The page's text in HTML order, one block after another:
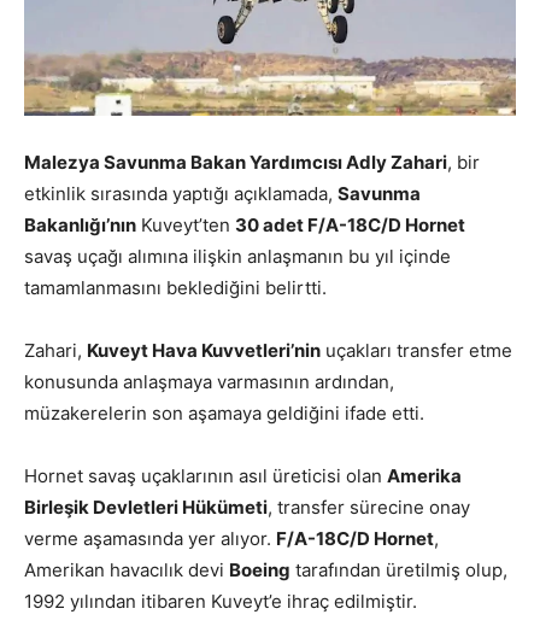
Malezya Savunma Bakan Yardımcısı Adly Zahari, bir
etkinlik sırasında yaptığı açıklamada, Savunma
Bakanlığı’nın Kuveyt’ten 30 adet F/A-18C/D Hornet
savaş uçağı alımına ilişkin anlaşmanın bu yıl içinde
tamamlanmasını beklediğini belirtti.
Zahari, Kuveyt Hava Kuvvetleri’nin uçakları transfer etme
konusunda anlaşmaya varmasının ardından,
müzakerelerin son aşamaya geldiğini ifade etti.
Hornet savaş uçaklarının asıl üreticisi olan Amerika
Birleşik Devletleri Hükümeti, transfer sürecine onay
verme aşamasında yer alıyor. F/A-18C/D Hornet,
Amerikan havacılık devi Boeing tarafından üretilmiş olup,
1992 yılından itibaren Kuveyt’e ihraç edilmiştir.